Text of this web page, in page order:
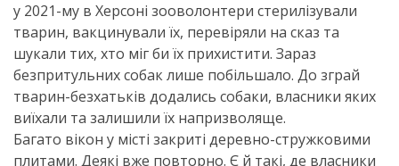
у 2021-му в Херсоні зооволонтери стерилізували
тварин, вакцинували їх, перевіряли на сказ та
шукали тих, хто міг би їх прихистити. Зараз
безпритульних собак лише побільшало. До зграй
тварин-безхатьків додались собаки, власники яких
виїхали та залишили їх напризволяще.
Багато вікон у місті закриті деревно-стружковими
плитами. Деякі вже повторно. Є й такі, де власники